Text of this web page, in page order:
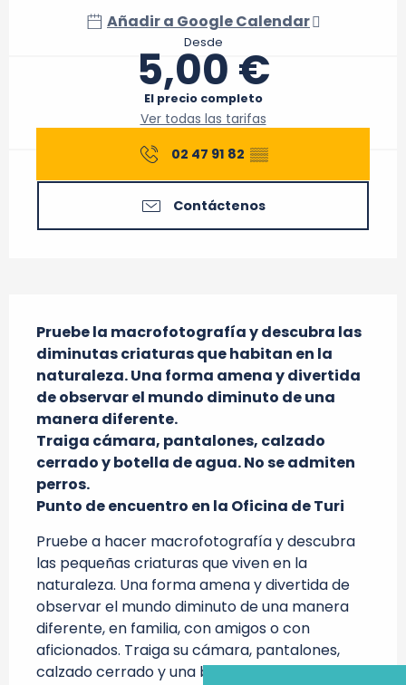
Añadir a Google Calendar
Desde
5,00 €
El precio completo
Ver todas las tarifas
02 47 91 82 ▒▒
Contáctenos
Pruebe la macrofotografía y descubra las
diminutas criaturas que habitan en la
naturaleza. Una forma amena y divertida
de observar el mundo diminuto de una
manera diferente.
Traiga cámara, pantalones, calzado
cerrado y botella de agua. No se admiten
perros.
Punto de encuentro en la Oficina de Turi
Pruebe a hacer macrofotografía y descubra
las pequeñas criaturas que viven en la
naturaleza. Una forma amena y divertida de
observar el mundo diminuto de una manera
diferente, en familia, con amigos o con
aficionados. Traiga su cámara, pantalones,
calzado cerrado y una botella de agua. No se...